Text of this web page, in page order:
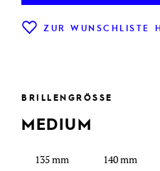
ZUR WUNSCHLISTE
BRILLENGRÖSSE
MEDIUM
135 mm 140 mm